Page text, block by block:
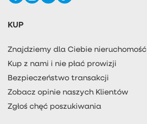
KUP
Znajdziemy dla Ciebie nieruchomość
Kup z nami i nie płać prowizji
Bezpieczeństwo transakcji
Zobacz opinie naszych Klientów
Zgłoś chęć poszukiwania